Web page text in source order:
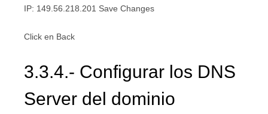
IP: 149.56.218.201 Save Changes
Click en Back
3.3.4.- Configurar los DNS
Server del dominio